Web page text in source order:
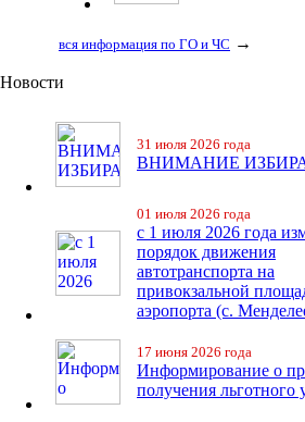
вся информация по ГО и ЧС →
Новости
31 июля 2026 года
ВНИМАНИЕ
01 июля 2026 года
с 1 июля 2026 года
порядок движения
автотранспорта на
привокзальной
аэропорта (с.
17 июня 2026 года
Информирование о
получения льготного